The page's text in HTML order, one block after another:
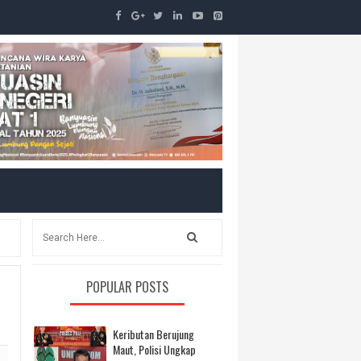
POPULAR POSTS
Keributan Berujung
Maut, Polisi Ungkap